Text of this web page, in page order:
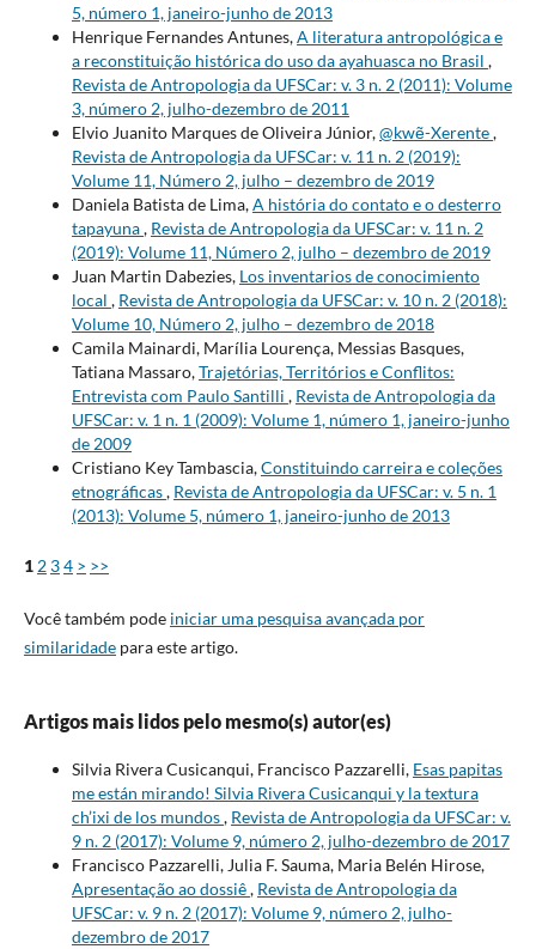
5, número 1, janeiro-junho de 2013
Henrique Fernandes Antunes,A literatura antropológica e
a reconstituição histórica do uso da ayahuasca no Brasil ,
Revista de Antropologia da UFSCar: v. 3 n. 2 (2011): Volume
3, número 2, julho-dezembro de 2011
Elvio Juanito Marques de Oliveira Júnior,@kwẽ-Xerente,
Revista de Antropologia da UFSCar: v. 11 n. 2 (2019):
Volume 11, Número 2, julho – dezembro de 2019
Daniela Batista de Lima,A história do contato e o desterro
tapayuna, Revista de Antropologia da UFSCar: v. 11 n. 2
(2019): Volume 11, Número 2, julho – dezembro de 2019
Juan Martin Dabezies, Los inventarios de conocimiento
local , Revista de Antropologia da UFSCar: v. 10 n. 2 (2018):
Volume 10, Número 2, julho – dezembro de 2018
Camila Mainardi, Marília Lourença, Messias Basques,
Tatiana Massaro,Trajetórias, Territórios e Conflitos:
Entrevista com Paulo Santilli , Revista de Antropologia da
UFSCar: v. 1 n. 1 (2009): Volume 1, número 1, janeiro-junho
de 2009
Cristiano Key Tambascia,Constituindo carreira e coleções
etnográficas, Revista de Antropologia da UFSCar: v. 5 n. 1
(2013): Volume 5, número 1, janeiro-junho de 2013
1 2 34 > >>
Você também pode iniciar uma pesquisa avançada por
similaridadepara este artigo.
Artigos mais lidos pelo mesmo(s) autor(es)
Silvia Rivera Cusicanqui, Francisco Pazzarelli, Esas papitas
me están mirando! Silvia Rivera Cusicanqui y la textura
ch’ixi de los mundos, Revista de Antropologia da UFSCar: v.
9 n. 2 (2017): Volume 9, número 2, julho-dezembro de 2017
Francisco Pazzarelli, Julia F. Sauma, Maria Belén Hirose,
Apresentação ao dossiê, Revista de Antropologia da
UFSCar: v. 9 n. 2 (2017): Volume 9, número 2, julho-
dezembro de 2017